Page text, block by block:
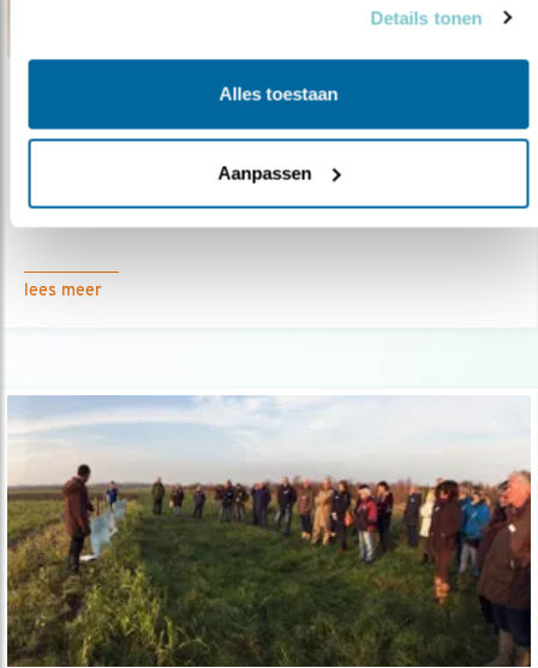
Details tonen
Alles toestaan
Aanpassen
Patrijzen-pannenkoeken in onze winkel
Biologische Patrijzen-pannenkoeken te koop in
de winkel van Vogelbeschermin..
lees meer